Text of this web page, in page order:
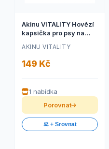
Akinu VITALITY Hovězí
kapsička pro psy na
AKINU VITALITY
149 Kč
1 nabídka
Porovnat
⚖️ + Srovnat